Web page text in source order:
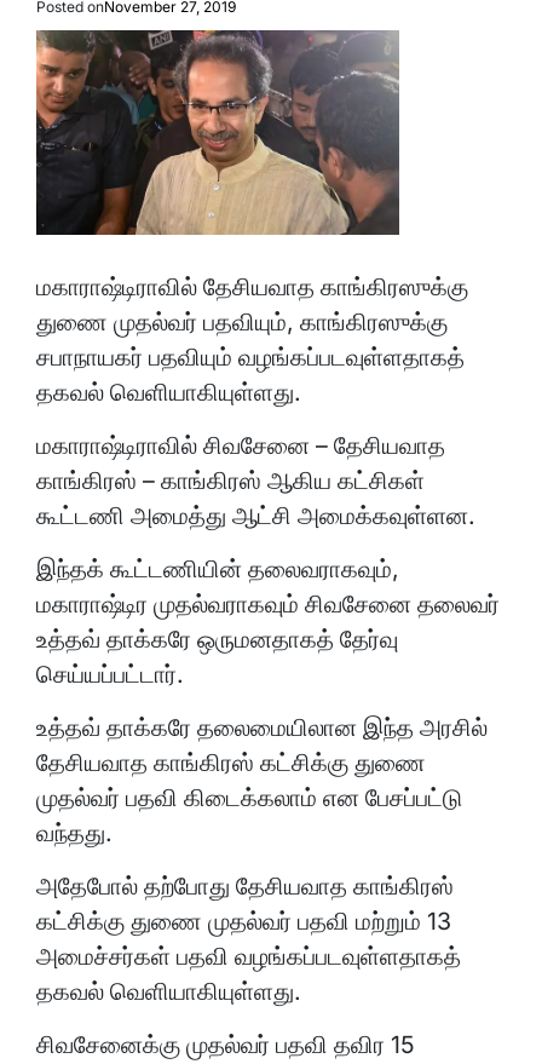
Posted onNovember 27, 2019
மகாராஷ்டிராவில் தேசியவாத காங்கிரஸுக்கு
துணை முதல்வர் பதவியும், காங்கிரஸுக்கு
சபாநாயகர் பதவியும் வழங்கப்படவுள்ளதாகத்
தகவல் வெளியாகியுள்ளது.
மகாராஷ்டிராவில் சிவசேனை – தேசியவாத
காங்கிரஸ் – காங்கிரஸ் ஆகிய கட்சிகள்
கூட்டணி அமைத்து ஆட்சி அமைக்கவுள்ளன.
இந்தக் கூட்டணியின் தலைவராகவும்,
மகாராஷ்டிர முதல்வராகவும் சிவசேனை தலைவர்
உத்தவ் தாக்கரே ஒருமனதாகத் தேர்வு
செய்யப்பட்டார்.
உத்தவ் தாக்கரே தலைமையிலான இந்த அரசில்
தேசியவாத காங்கிரஸ் கட்சிக்கு துணை
முதல்வர் பதவி கிடைக்கலாம் என பேசப்பட்டு
வந்தது.
அதேபோல் தற்போது தேசியவாத காங்கிரஸ்
கட்சிக்கு துணை முதல்வர் பதவி மற்றும் 13
அமைச்சர்கள் பதவி வழங்கப்படவுள்ளதாகத்
தகவல் வெளியாகியுள்ளது.
சிவசேனைக்கு முதல்வர் பதவி தவிர 15